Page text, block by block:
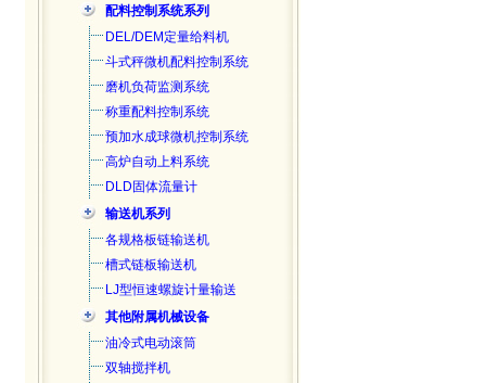
配料控制系统系列
DEL/DEM定量给料机
斗式秤微机配料控制系统
磨机负荷监测系统
称重配料控制系统
预加水成球微机控制系统
高炉自动上料系统
DLD固体流量计
输送机系列
各规格板链输送机
槽式链板输送机
LJ型恒速螺旋计量输送
其他附属机械设备
油冷式电动滚筒
双轴搅拌机